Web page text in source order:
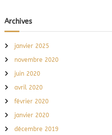
Archives
janvier 2025
novembre 2020
juin 2020
avril 2020
février 2020
janvier 2020
décembre 2019